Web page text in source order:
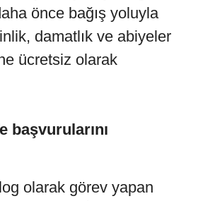
önce bağış yoluyla
damatlık ve abiyeler
ücretsiz olarak
başvurularını
olarak görev yapan